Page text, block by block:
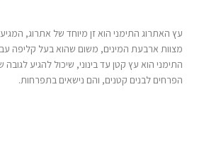
עץ האתרוג התימני הוא זן מיוחד של אתרוג,
מצוות ארבעת המינים, משום שהוא בעל קליפה
הפרחים לבנים קטנים, והם נישאים בתפרחות.